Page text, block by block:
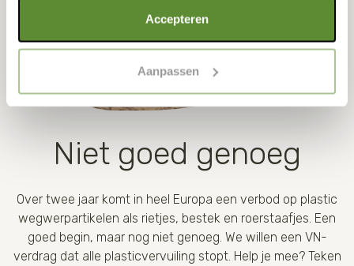
Als je op "Alle cookies accepteren" klikt, ga je akkoord
met een optimaal gebruik van de website. Als je niet alle
"selectie toestaan" of "alleen noodzakelijke cookies", wat
wel gevolgen kan hebben voor de gebruiksvriendelijkheid
van de website. Voor meer inzage in de cookies klik dan
Cookie Policy.
Accepteren
Aanpassen
Niet goed genoeg
Over twee jaar komt in heel Europa een verbod op plastic
wegwerpartikelen als rietjes, bestek en roerstaafjes. Een
goed begin, maar nog niet genoeg. We willen een VN-
verdrag dat alle plasticvervuiling stopt. Help je mee? Teken